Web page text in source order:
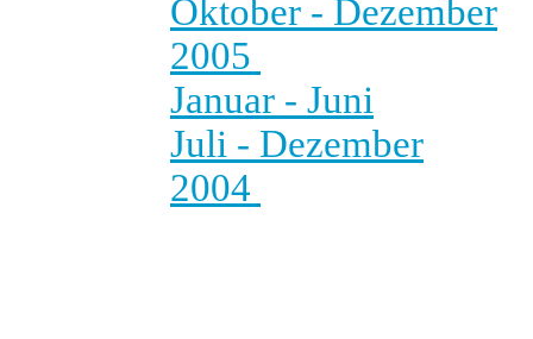
Oktober - Dezember
2005
Januar - Juni
Juli - Dezember
2004